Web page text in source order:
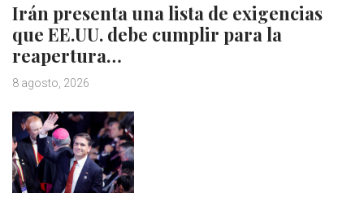
Irán presenta una lista de exigencias
que EE.UU. debe cumplir para la
reapertura…
8 agosto, 2026